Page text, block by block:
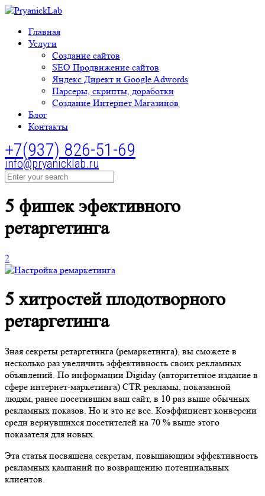
Главная
Услуги
Создание сайтов
SEO Продвижение сайтов
Яндекс Директ и Google Adwords
Парсеры, скрипты, доработки
Создание Интернет Магазинов
Блог
Контакты
+7(937) 826-51-69
info@pryanicklab.ru
5 фишек эфективного
ретаргетинга
2
5 хитростей плодотворного
ретаргетинга
Зная секреты ретаргетинга (ремаркетинга), вы сможете в
несколько раз увеличить эффективность своих рекламных
объявлений. По информации Digiday (авторитетное издание в
сфере интернет-маркетинга) CTR рекламы, показанной
людям, ранее посетившим ваш сайт, в 10 раз выше обычных
рекламных показов. Но и это не все. Коэффициент конверсии
среди вернувшихся посетителей на 70 % выше этого
показателя для новых.
Эта статья посвящена секретам, повышающим эффективность
рекламных кампаний по возвращению потенциальных
клиентов.